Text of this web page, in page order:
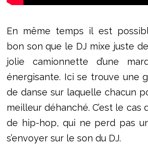
En même temps il est
bon son que le DJ mixe juste
jolie camionnette d’une
énergisante. Ici se trouve une
de danse sur laquelle chacun
meilleur déhanché. C’est le
de hip-hop, qui ne perd pas
s’envoyer sur le son du DJ.